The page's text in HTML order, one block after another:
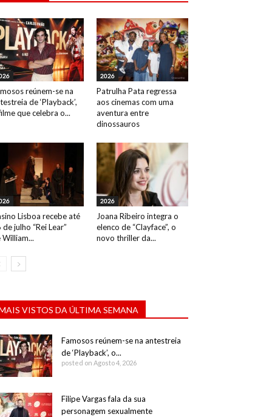
reúnem-se na
de ‘Playback’,
que celebra o...
2026
Patrulha Pata regressa
aos cinemas com uma
aventura entre
dinossauros
Lisboa recebe até
de julho “Rei Lear”
William...
2026
Joana Ribeiro integra o
elenco de “Clayface”, o
novo thriller da...
VISTOS DA ÚLTIMA SEMANA
Famosos reúnem-se na antestreia
de ‘Playback’, o...
posted on Agosto 4, 2026
Filipe Vargas fala da sua
personagem sexualmente